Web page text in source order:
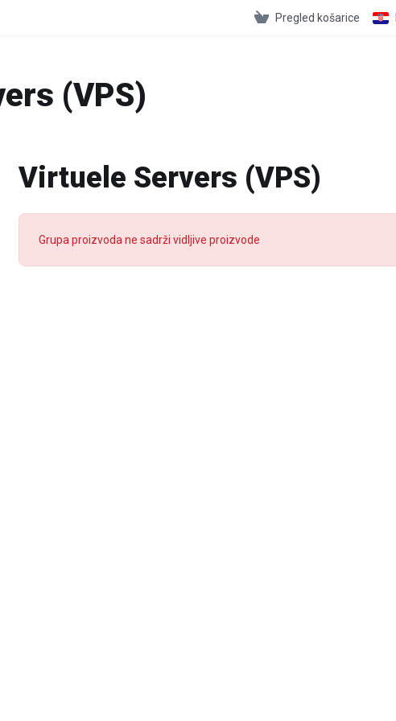
Pregled košarice
(VPS)
Virtuele Servers (VPS)
Grupa proizvoda ne sadrži vidljive proizvode